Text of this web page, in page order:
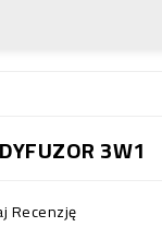
3W1
Recenzję